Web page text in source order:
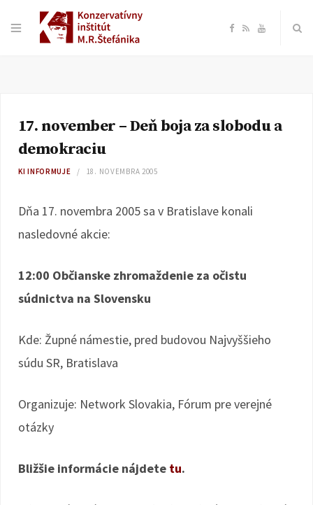
F
e
k
R Y
T
17. november – Deň boja za slobodu a
demokraciu
KI INFORMUJE 18. NOVEMBRA 2005
Dňa 17. novembra 2005 sa v Bratislave konali
nasledovné akcie:
12:00 Občianske zhromaždenie za očistu
súdnictva na Slovensku
Kde: Župné námestie, pred budovou Najvyššieho
súdu SR, Bratislava
Organizuje: Network Slovakia, Fórum pre verejné
otázky
Bližšie informácie nájdete tu.